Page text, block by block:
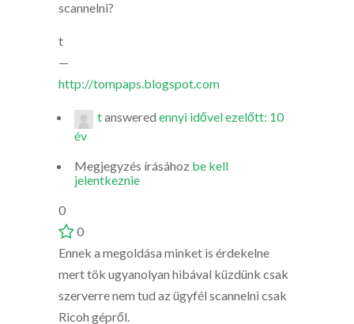
scannelni?
t
—
http://tompaps.blogspot.com
tanswered ennyi idővel ezelőtt: 10
év
Megjegyzés írásához be kell
jelentkeznie
0
0
Ennek a megoldása minket is érdekelne
mert tök ugyanolyan hibával küzdünk csak
szerverre nem tud az ügyfél scannelni csak
Ricoh gépről.